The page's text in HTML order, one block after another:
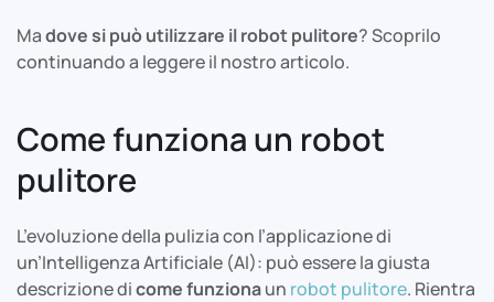
Madove si può utilizzare il robot pulitore? Scoprilo
continuando a leggere il nostro articolo.
Come funziona un robot
pulitore
L’evoluzione della pulizia con l’applicazione di
un’Intelligenza Artificiale (AI): può essere la giusta
descrizione dicome funzionaun robot pulitore. Rientra